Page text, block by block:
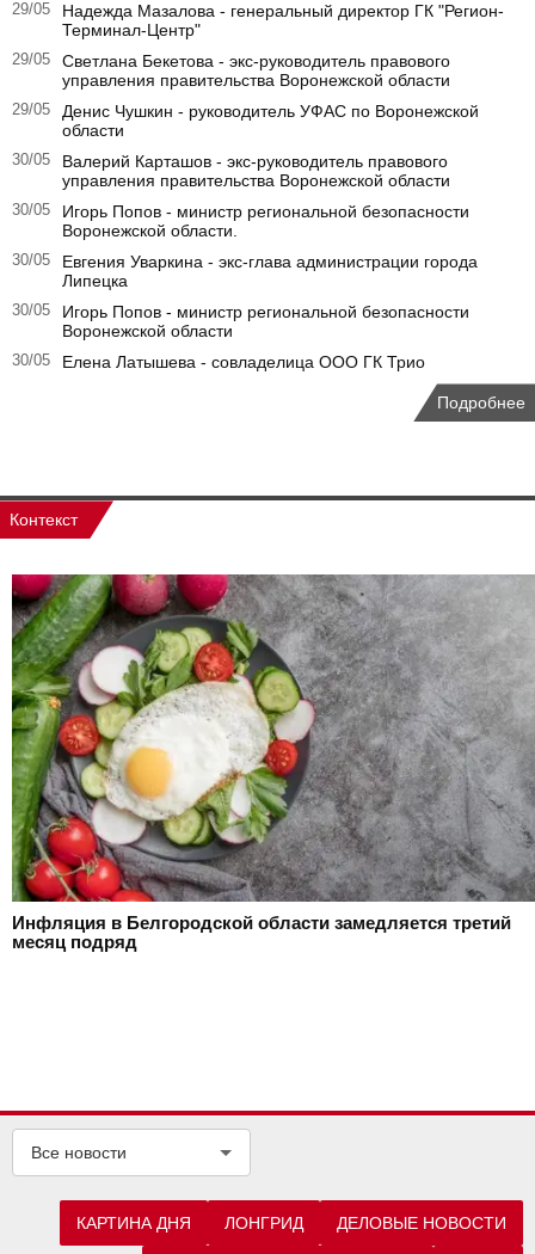
29/05
Надежда Мазалова - генеральный директор ГК "Регион-
Терминал-Центр"
29/05
Светлана Бекетова - экс-руководитель правового
управления правительства Воронежской области
29/05
Денис Чушкин - руководитель УФАС по Воронежской
области
30/05
Валерий Карташов - экс-руководитель правового
управления правительства Воронежской области
30/05
Игорь Попов - министр региональной безопасности
Воронежской области.
30/05
Евгения Уваркина - экс-глава администрации города
Липецка
30/05
Игорь Попов - министр региональной безопасности
Воронежской области
30/05 Елена Латышева - совладелица ООО ГК Трио
Подробнее
Контекст
Инфляция в Белгородской области замедляется третий
месяц подряд
Все новости
КАРТИНА ДНЯ ЛОНГРИД ДЕЛОВЫЕ НОВОСТИ